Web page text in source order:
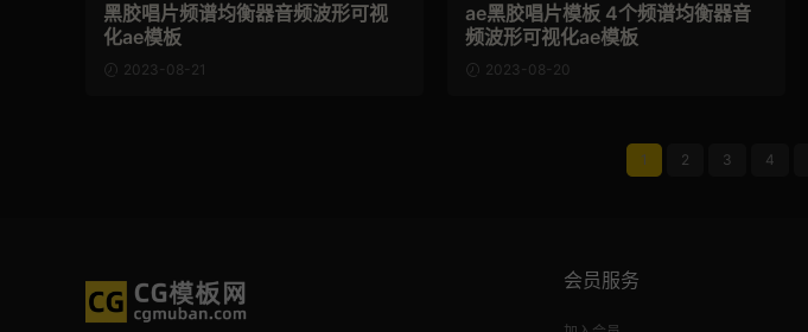
黑胶唱片频谱均衡器音频波形可视
化ae模板
2023-08-21
ae黑胶唱片模板 4个频谱均衡器音
频波形可视化ae模板
2023-08-20
1 2 3 4
会员服务